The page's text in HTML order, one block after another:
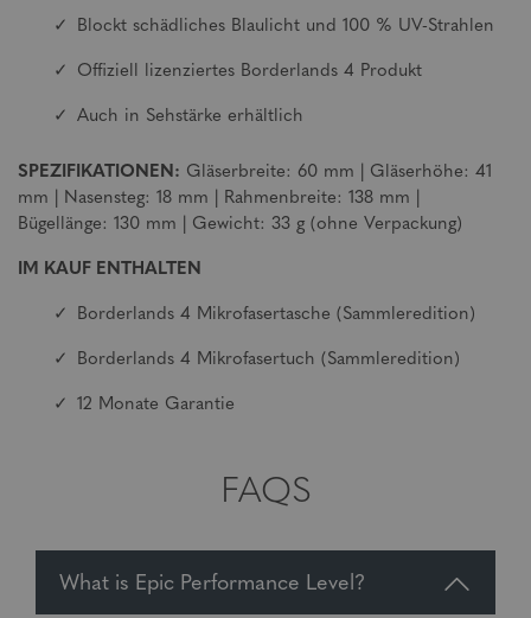
Blockt schädliches Blaulicht und 100 % UV-Strahlen
Offiziell lizenziertes Borderlands 4 Produkt
Auch in Sehstärke erhältlich
SPEZIFIKATIONEN: Gläserbreite: 60 mm | Gläserhöhe: 41
mm | Nasensteg: 18 mm | Rahmenbreite: 138 mm |
Bügellänge: 130 mm | Gewicht: 33 g (ohne Verpackung)
IM KAUF ENTHALTEN
Borderlands 4 Mikrofasertasche (Sammleredition)
Borderlands 4 Mikrofasertuch (Sammleredition)
12 Monate Garantie
FAQS
What is Epic Performance Level?